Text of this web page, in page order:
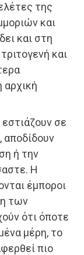
της
και
και στη
και
αρχική
σε
αποδίδουν
ή την
Η
έμποροι
των
ότι όποτε
μέρη, το
πιο